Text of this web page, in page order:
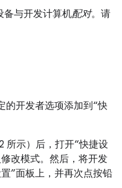
备与开发计算机配对。请
的开发者选项添加到“快
所示）后，打开“快捷设
改模式。然后，将开发
”面板上，并再次点按铅